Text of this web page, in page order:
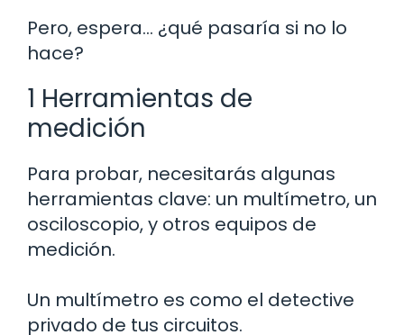
Pero, espera… ¿qué pasaría si no lo
hace?
1 Herramientas de
medición
Para probar, necesitarás algunas
herramientas clave: un multímetro, un
osciloscopio, y otros equipos de
medición.
Un multímetro es como el detective
privado de tus circuitos.